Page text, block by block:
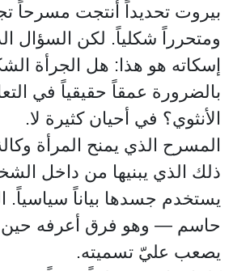
بيروت تحديداً أنتجت مسرحاً
ومتحرراً شكلياً. لكن السؤال
إسكاته هو هذا: هل الجرأة
بالضرورة عمقاً حقيقياً في
الأنثوي؟ في أحيان كثيرة لا.
المسرح الذي يمنح المرأة
ذلك الذي يبنيها من داخل
يستخدم جسدها بياناً سياسياً.
حاسم — وهو فرق أعرفه حين
يصعب عليّ تسميته.